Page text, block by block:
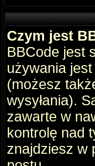
Czym jest
BBCode jest
używania
(możesz
wysyłania).
zawarte w
kontrolę nad
znajdziesz w